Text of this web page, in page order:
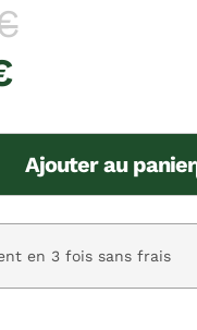
Ajouter au panier
en 3 fois sans frais